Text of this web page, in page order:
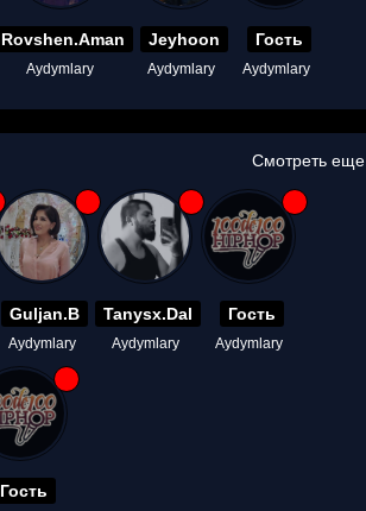
Rovshen.Aman
Aydymlary
Jeyhoon
Aydymlary
Гость
Aydymlary
Смотреть еще
Guljan.B
Aydymlary
Tanysx.Dal
Aydymlary
Гость
Aydymlary
Гость